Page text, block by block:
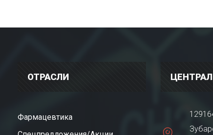
ОТРАСЛИ
Фармацевтика